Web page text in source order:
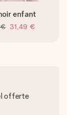
enfant
€ 31,49 €
offerte